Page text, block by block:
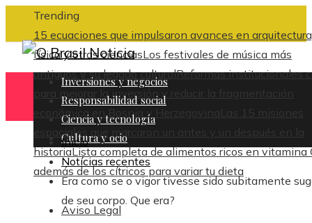
Trending
15 ecuaciones que impulsaron avances en
física y otras cienciasLos festivales de música más
antiguos y su legado culturalReformas institucionales
para mejorar la inversión y reducir la fragmentación
económica en Bosnia y Herzegovina
Las 15 misiones
espaciales que marcaron un antes y un después en la
historiaLista completa de alimentos ricos en vitamina
además de los cítricos para variar tu dieta
Aviso Legal
Inversiones y negocios
Responsabilidad social
Ciencia y tecnología
Cultura y ocio
Inicio
Notícias recentes
Era como se o vigor tivesse sido subitamente
de seu corpo. Que era?